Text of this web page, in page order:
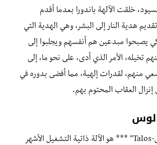
خلقت الآلهة باندورا بعدما أقدم
هدية النار إلى البشر، وهي الهدية التي
يصبحوا مبدعين هم أنفسهم ويجلبوا إلى
تخيله، الأمر الذي أدى، على نحو ما، إلى
منهم، لقدرات إلهية، مما أفضى بدوره في
إنزال العقاب المحتوم بهم.
ربما يكون “تالوس-Talos” *** هو الآلة ذاتية التشغيل الأشهر